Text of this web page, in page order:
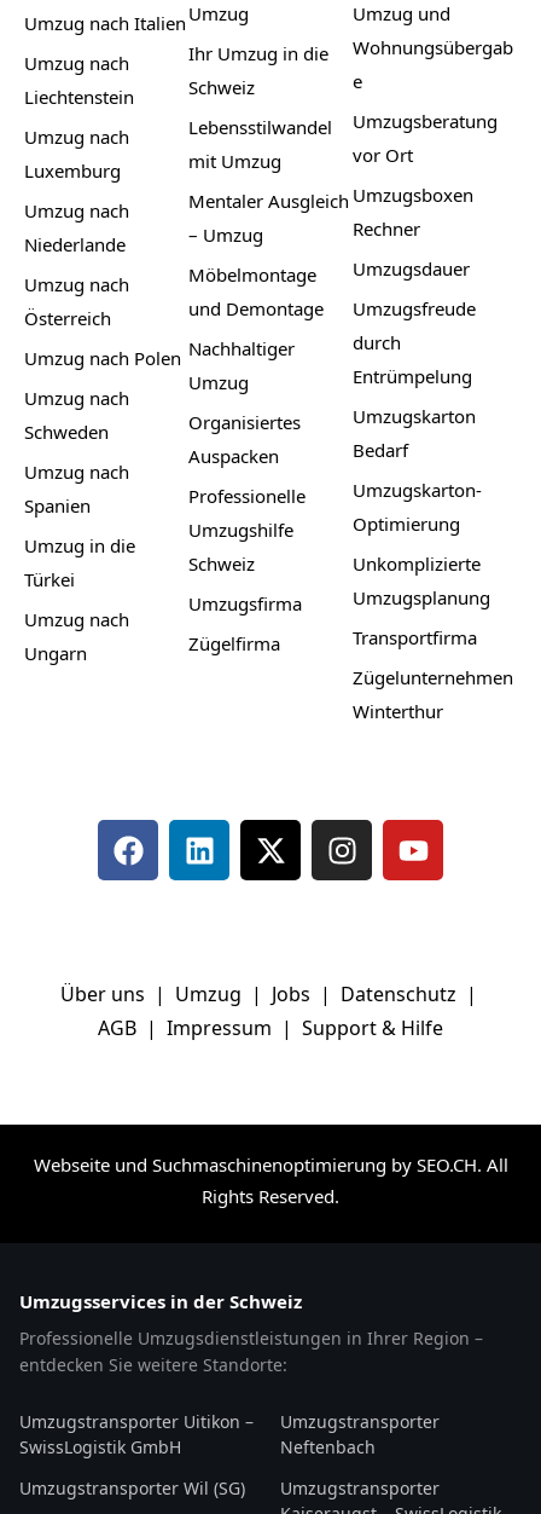
Umzug nach Italien
Umzug nach
Liechtenstein
Umzug nach
Luxemburg
Umzug nach
Niederlande
Umzug nach
Österreich
Umzug nach Polen
Umzug nach
Schweden
Umzug nach
Spanien
Umzug in die
Türkei
Umzug nach
Ungarn
Umzug
Ihr Umzug in die
Schweiz
Lebensstilwandel
mit Umzug
Mentaler Ausgleich
– Umzug
Möbelmontage
und Demontage
Nachhaltiger
Umzug
Organisiertes
Auspacken
Professionelle
Umzugshilfe
Schweiz
Umzugsfirma
Zügelfirma
Umzug und
Wohnungsübergab
e
Umzugsberatung
vor Ort
Umzugsboxen
Rechner
Umzugsdauer
Umzugsfreude
durch
Entrümpelung
Umzugskarton
Bedarf
Umzugskarton-
Optimierung
Unkomplizierte
Umzugsplanung
Transportfirma
Zügelunternehmen
Winterthur
Über uns | Umzug | Jobs | Datenschutz |
AGB | Impressum | Support & Hilfe
Webseite und Suchmaschinenoptimierung by SEO.CH. All
Rights Reserved.
Umzugsservices in der Schweiz
Professionelle Umzugsdienstleistungen in Ihrer Region –
entdecken Sie weitere Standorte:
Umzugstransporter Uitikon –
SwissLogistik GmbH
Umzugstransporter
Neftenbach
Umzugstransporter Wil (SG)
Umzugstransporter